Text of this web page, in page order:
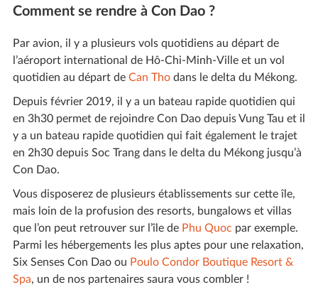
Comment se rendre à Con Dao ?
Par avion, il y a plusieurs vols quotidiens au départ de
l’aéroport international de Hô-Chi-Minh-Ville et un vol
quotidien au départ de Can Thodans le delta du Mékong.
Depuis février 2019, il y a un bateau rapide quotidien qui
en 3h30 permet de rejoindre Con Dao depuis Vung Tau et il
y a un bateau rapide quotidien qui fait également le trajet
en 2h30 depuis Soc Trang dans le delta du Mékong jusqu’à
Con Dao.
Vous disposerez de plusieurs établissements sur cette île,
mais loin de la profusion des resorts, bungalows et villas
que l’on peut retrouver sur l’île de Phu Quoc par exemple.
Parmi les hébergements les plus aptes pour une relaxation,
Six Senses Con Dao ou Poulo Condor Boutique Resort &
Spa, un de nos partenaires saura vous combler !